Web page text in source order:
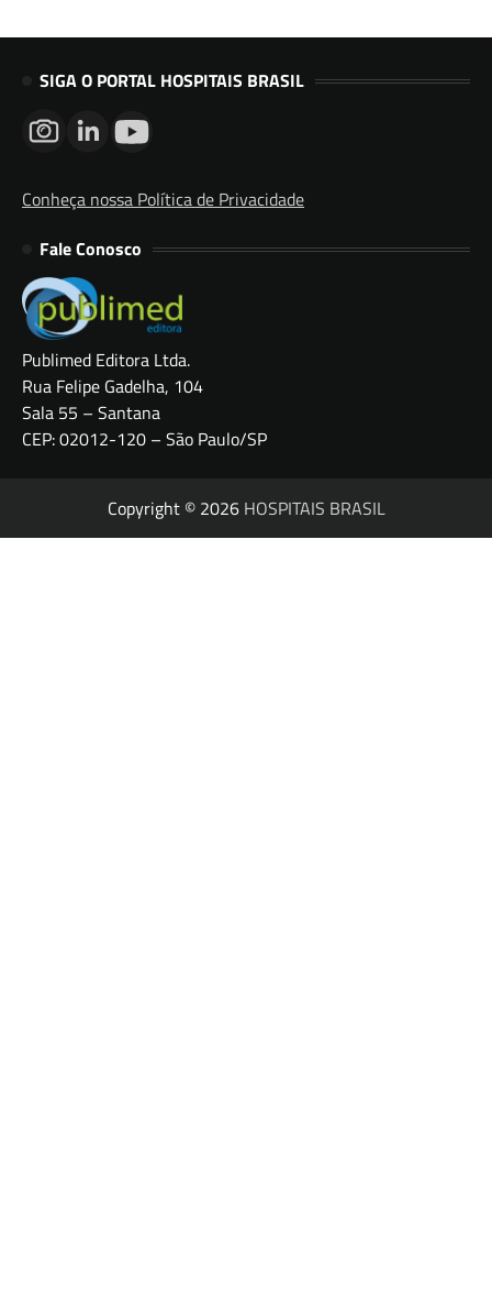
SIGA O PORTAL HOSPITAIS BRASIL
Conheça nossa Política de Privacidade
Fale Conosco
Publimed Editora Ltda.
Rua Felipe Gadelha, 104
Sala 55 – Santana
CEP: 02012-120 – São Paulo/SP
Copyright © 2026 HOSPITAIS BRASIL